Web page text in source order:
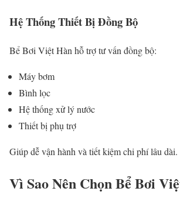
Hệ Thống Thiết Bị Đồng Bộ
Bể Bơi Việt Hàn hỗ trợ tư vấn đồng bộ:
Máy bơm
Bình lọc
Hệ thống xử lý nước
Thiết bị phụ trợ
Giúp dễ vận hành và tiết kiệm chi phí lâu dài.
Vì Sao Nên ChọnBể Bơi